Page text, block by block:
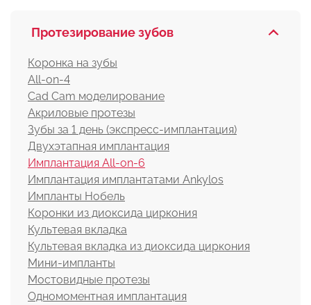
Протезирование зубов
Коронка на зубы
All-on-4
Cad Cam моделирование
Акриловые протезы
Зубы за 1 день (экспресс-имплантация)
Двухэтапная имплантация
Имплантация All-on-6
Имплантация имплантатами Ankylos
Импланты Нобель
Коронки из диоксида циркония
Культевая вкладка
Культевая вкладка из диоксида циркония
Мини-импланты
Мостовидные протезы
Одномоментная имплантация